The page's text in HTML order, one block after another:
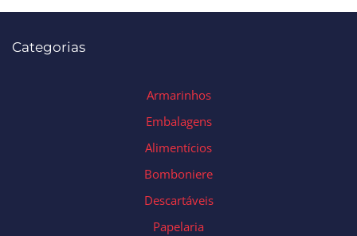
Categorias
Armarinhos
Embalagens
Alimentícios
Bomboniere
Descartáveis
Papelaria